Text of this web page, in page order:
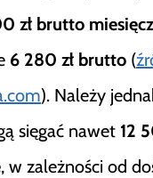
zł brutto
6 280 zł brutto (
). Należy
sięgać nawet 12
, w zależności od